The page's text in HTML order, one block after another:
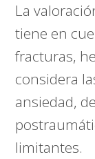
La
tiene en
fracturas,
considera
ansiedad,
limitantes.